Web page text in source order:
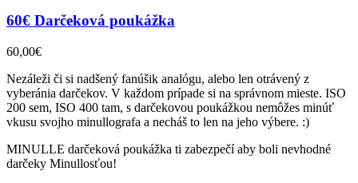
60€ Darčeková poukážka
60,00€
Nezáleži či si nadšený fanúšik analógu, alebo len otrávený z
vyberánia darčekov. V každom prípade si na správnom mieste. ISO
200 sem, ISO 400 tam, s darčekovou poukážkou nemôžes minúť
vkusu svojho minullografa a necháš to len na jeho výbere. :)
MINULLE darčeková poukážka ti zabezpečí aby boli nevhodné
darčeky Minullosťou!